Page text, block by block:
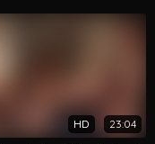
HD 23:04